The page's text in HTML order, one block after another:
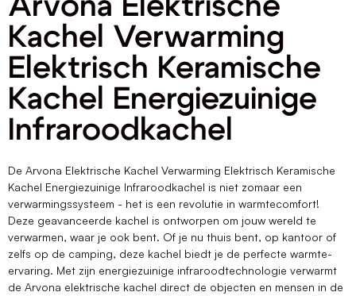
Arvona Elektrische
Kachel Verwarming
Elektrisch Keramische
Kachel Energiezuinige
Infraroodkachel
De Arvona Elektrische Kachel Verwarming Elektrisch Keramische
Kachel Energiezuinige Infraroodkachel is niet zomaar een
verwarmingssysteem - het is een revolutie in warmtecomfort!
Deze geavanceerde kachel is ontworpen om jouw wereld te
verwarmen, waar je ook bent. Of je nu thuis bent, op kantoor of
zelfs op de camping, deze kachel biedt je de perfecte warmte-
ervaring. Met zijn energiezuinige infraroodtechnologie verwarmt
de Arvona elektrische kachel direct de objecten en mensen in de